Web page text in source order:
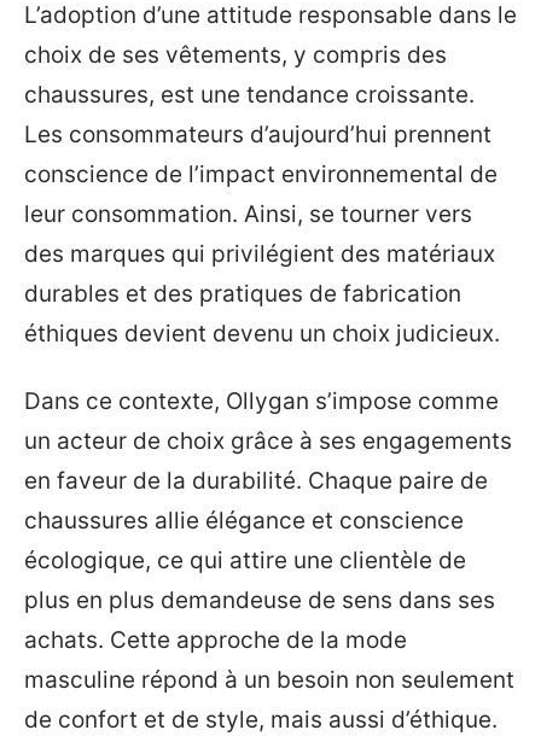
L’adoption d’une attitude responsable dans le
choix de ses vêtements, y compris des
chaussures, est une tendance croissante.
Les consommateurs d’aujourd’hui prennent
conscience de l’impact environnemental de
leur consommation. Ainsi, se tourner vers
des marques qui privilégient des matériaux
durables et des pratiques de fabrication
éthiques devient devenu un choix judicieux.
Dans ce contexte, Ollygan s’impose comme
un acteur de choix grâce à ses engagements
en faveur de la durabilité. Chaque paire de
chaussures allie élégance et conscience
écologique, ce qui attire une clientèle de
plus en plus demandeuse de sens dans ses
achats. Cette approche de la mode
masculine répond à un besoin non seulement
de confort et de style, mais aussi d’éthique.